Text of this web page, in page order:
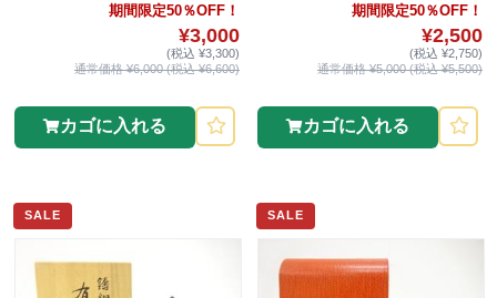
期間限定50％OFF！
¥3,000
(税込 ¥3,300)
通常価格 ¥6,000 (税込 ¥6,600)
カゴに入れる
期間限定50％OFF！
¥2,500
(税込 ¥2,750)
通常価格 ¥5,000 (税込 ¥5,500)
カゴに入れる
SALE SALE